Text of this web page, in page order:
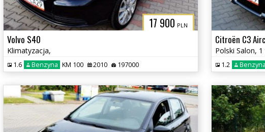
17 900 PLN
Volvo S40
Klimatyzacja,
1.6 Benzyna KM 100 2010 197000
Citroën C3
1.2 Benzyna